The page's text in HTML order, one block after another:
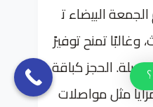
البيضاء ت
تمنح توفيرً
الحجز كباقة
مثل مواصلات